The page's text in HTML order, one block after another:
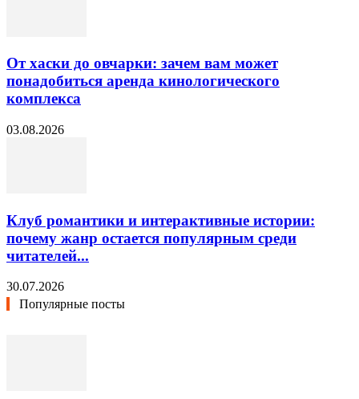
От хаски до овчарки: зачем вам может
понадобиться аренда кинологического
комплекса
03.08.2026
Клуб романтики и интерактивные истории:
почему жанр остается популярным среди
читателей...
30.07.2026
Популярные посты